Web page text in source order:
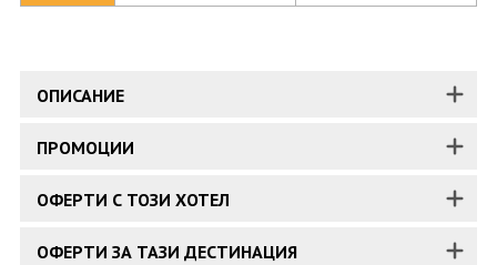
ОПИСАНИЕ
ПРОМОЦИИ
ОФЕРТИ С ТОЗИ ХОТЕЛ
ОФЕРТИ ЗА ТАЗИ ДЕСТИНАЦИЯ